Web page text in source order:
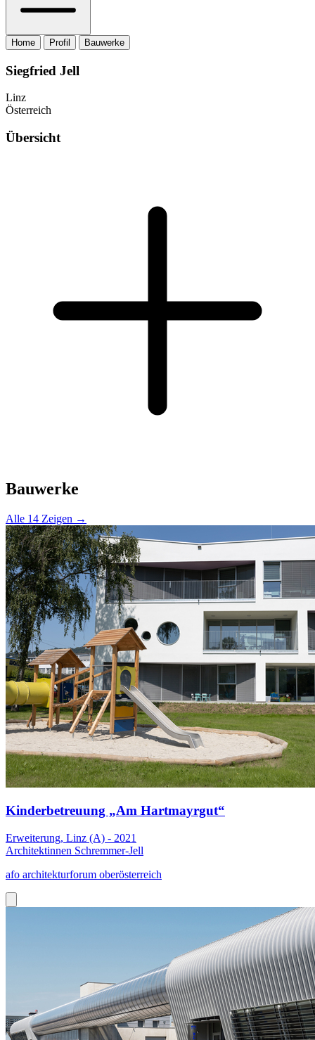
Home Profil Bauwerke
Siegfried Jell
Linz
Österreich
Übersicht
Bauwerke
Alle 14 Zeigen →
Kinderbetreuung „Am Hartmayrgut“
Erweiterung, Linz (A) - 2021
Architektinnen Schremmer-Jell
afo architekturforum oberösterreich